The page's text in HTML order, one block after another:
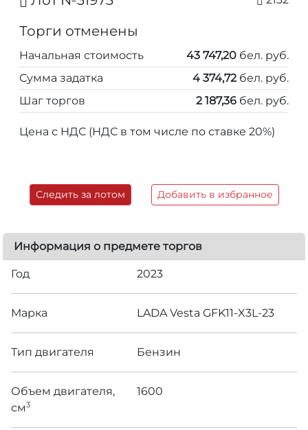
Торги отменены
Начальная стоимость 43 747,20 бел. руб.
Сумма задатка
4 374,72 бел. руб.
Шаг торгов
2 187,36 бел. руб.
Цена с НДС (НДС в том числе по ставке 20%)
Следить за лотом Добавить в избранное
Информация о предмете торгов
Год 2023
Марка LADA Vesta GFK11-X3L-23
Тип двигателя Бензин
Объем двигателя,
см3
1600